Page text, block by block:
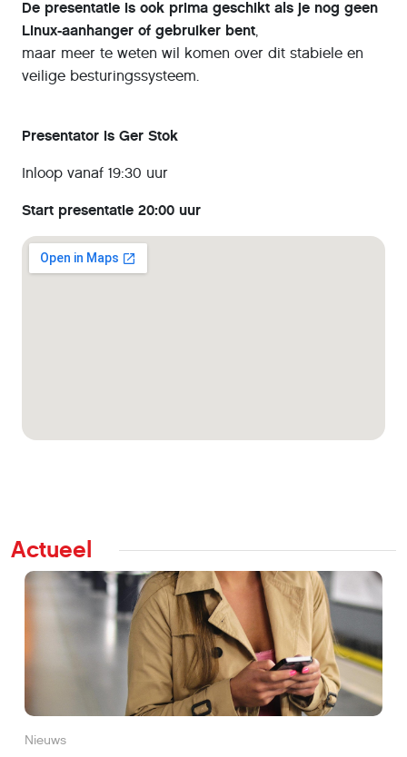
De presentatie is ook prima geschikt als je nog geen
Linux-aanhanger of gebruiker bent,
maar meer te weten wil komen over dit stabiele en
veilige besturingssysteem.
Presentator is Ger Stok
Inloop vanaf 19:30 uur
Start presentatie 20:00 uur
Actueel
Nieuws